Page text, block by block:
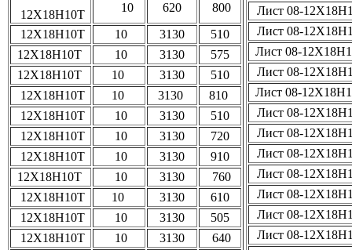
12Х18Н10Т
10 620
800
12Х18Н10Т
10 3130
510
12Х18Н10Т
10 3130
575
12Х18Н10Т
10 3130
510
12Х18Н10Т
10 3130
810
12Х18Н10Т
10 3130
510
12Х18Н10Т
10 3130
720
12Х18Н10Т
10 3130
910
12Х18Н10Т
10 3130
760
12Х18Н10Т
10 3130
610
12Х18Н10Т
10 3130
505
12Х18Н10Т
10 3130 640
Лист 08-
Лист 08-
Лист 08-
Лист 08-
Лист 08-
Лист 08-
Лист 08-
Лист 08-
Лист 08-
Лист 08-
Лист 08-
Лист 08-